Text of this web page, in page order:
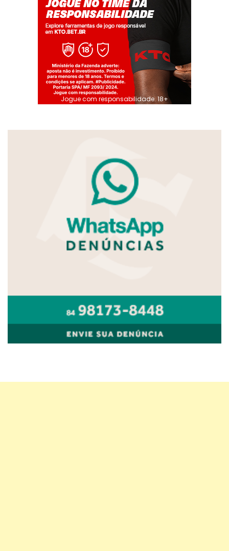
Jogue com responsabilidade. 18+